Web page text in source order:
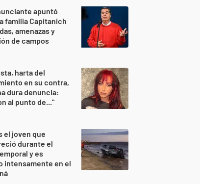
apuntó
familia Capitanich
amenazas y
de campos
harta del
en su contra,
dura denuncia:
al punto de..."
el joven que
durante el
y es
intensamente en el